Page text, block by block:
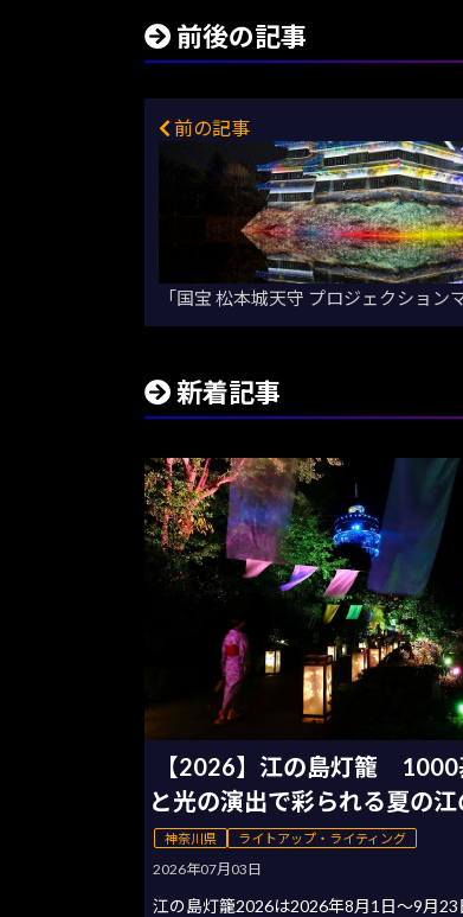
前後の記事
前の記事
「国宝 松本城天守 プロジェクショ
新着記事
【2026】江の島灯籠 1000
と光の演出で彩られる夏の江
神奈川県 ライトアップ・ライティング
2026年07月03日
江の島灯籠2026は2026年8月1日〜9月23